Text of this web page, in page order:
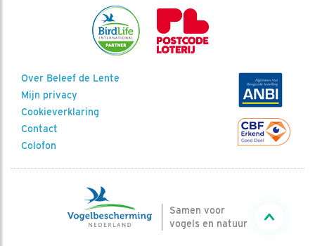
Over Beleef de Lente
Mijn privacy
Cookieverklaring
Contact
Colofon
Samen voor
vogels en natuur